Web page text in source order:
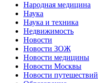
Народная медицина
Наука
Наука и техника
Недвижимость
Новости
Новости ЗОЖ
Новости медицины
Новости Москвы
Новости путешествий